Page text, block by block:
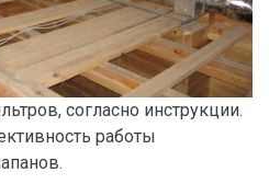
согласно инструкции.
работы